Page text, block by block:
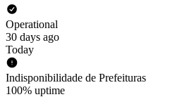
Operational
30 days ago
Today
Indisponibilidade de Prefeituras
100% uptime